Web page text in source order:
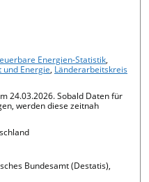
Energien-Statistik,
Energie, Länderarbeitskreis
24.03.2026. Sobald Daten für
werden diese zeitnah
Bundesamt (Destatis),